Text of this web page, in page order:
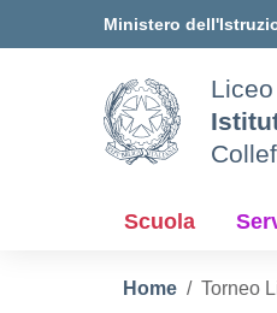
Ministero
Scuola
Home Torneo